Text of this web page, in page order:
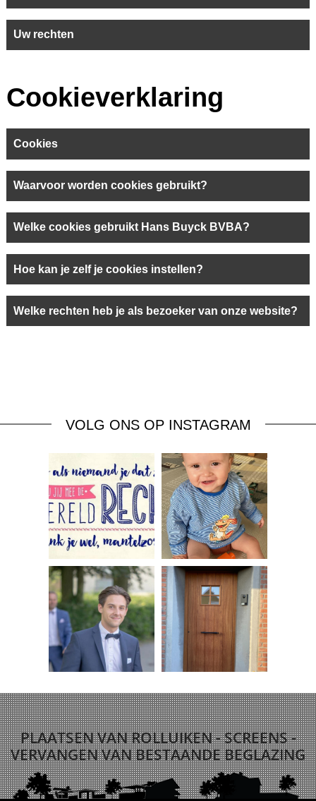
Uw rechten
Cookieverklaring
Cookies
Waarvoor worden cookies gebruikt?
Welke cookies gebruikt Hans Buyck BVBA?
Hoe kan je zelf je cookies instellen?
Welke rechten heb je als bezoeker van onze website?
VOLG ONS OP INSTAGRAM
PLAATSEN VAN ROLLUIKEN - SCREENS -
VERVANGEN VAN BESTAANDE BEGLAZING